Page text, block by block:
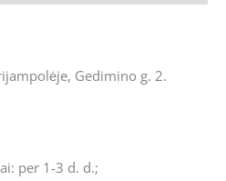
Gedimino g. 2.
per 1-3 d. d.;